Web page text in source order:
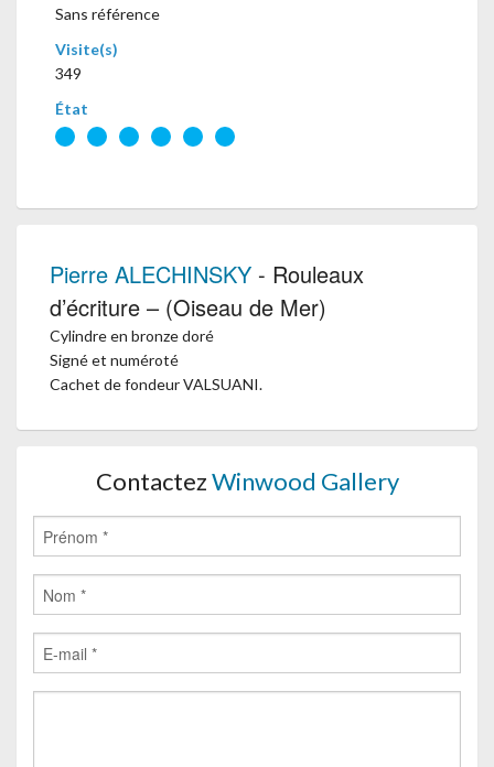
Sans référence
Visite(s)
349
État
Pierre ALECHINSKY - Rouleaux
d’écriture – (Oiseau de Mer)
Cylindre en bronze doré
Signé et numéroté
Cachet de fondeur VALSUANI.
ContactezWinwood Gallery